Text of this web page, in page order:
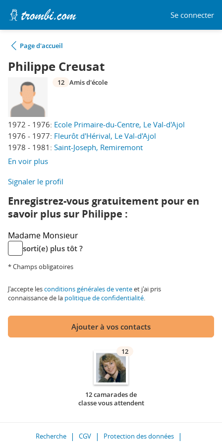
Se connecter
Page d'accueil
Philippe Creusat
1972 - 1976: Ecole Primaire-du-Centre, Le Val-d'Ajol
1976 - 1977: Fleurôt d'Hérival, Le Val-d'Ajol
1978 - 1981: Saint-Joseph, Remiremont
En voir plus
12 Amis d'école
Signaler le profil
Enregistrez-vous gratuitement pour en
savoir plus sur Philippe :
Madame Monsieur
sorti(e) plus tôt ?
* Champs obligatoires
J'accepte lesconditions générales de venteet j'ai pris
connaissance de la politique de confidentialité.
Ajouter à vos contacts
12
12 camarades de
classe vous attendent
Recherche CGV
Protection des données